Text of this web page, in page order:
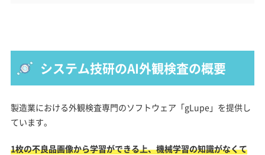
システム技研のAI外観検査の概要
製造業における外観検査専門のソフトウェア「gLupe」を提供し
ています。
1枚の不良品画像から学習ができる上、機械学習の知識がなくて